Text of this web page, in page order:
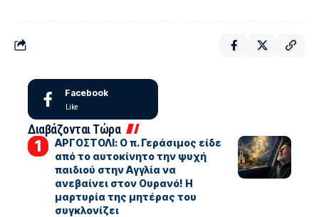
Facebook
Like
Διαβάζονται Τώρα
ΑΡΓΟΣΤΟΛΙ: Ο π. Γεράσιμος είδε
από το αυτοκίνητο την ψυχή
παιδιού στην Αγγλία να
ανεβαίνει στον Ουρανό! Η
μαρτυρία της μητέρας του
συγκλονίζει